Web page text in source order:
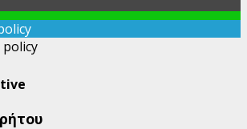
policy